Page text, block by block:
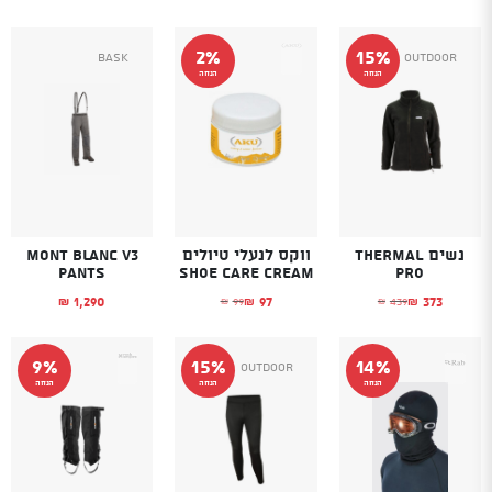
15%
הנחה
Outdoor
נשים THERMAL
PRO
₪ 439
המחיר המקורי היה: ₪439.₪ 373 המחיר הנוכחי הוא: ₪373.
2%
הנחה
ווקס לנעלי טיולים
SHOE CARE CREAM
₪ 99
המחיר המקורי היה: ₪99.₪ 97 המחיר הנוכחי הוא: ₪97.
Bask
Mont Blanc V3
Pants
₪ 1,290
14%
הנחה
15%
הנחה
Outdoor
9%
הנחה